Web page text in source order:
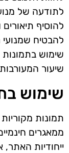
לתודעה של
להוסיף תיאורים
להבטיח
שימוש
שיעור
שימוש
תמונות
ממאגרים
ייחודיות